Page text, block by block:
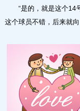
“是的，就是这个14号
这个球员不错，后来就